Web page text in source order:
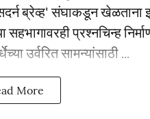
ब्रेव्ह' संघाकडून खेळताना
प्रश्नचिन्ह
उर्वरित सामन्यांसाठी ...
More